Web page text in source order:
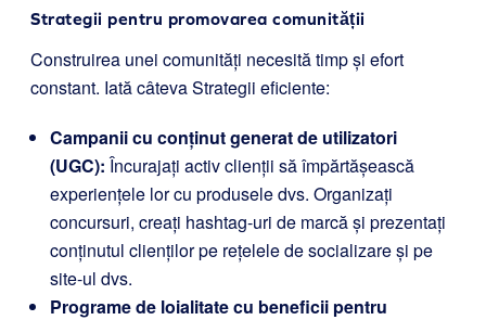
Strategii pentru promovarea comunității
Construirea unei comunități necesită timp și efort
constant. Iată câteva Strategii eficiente:
Campanii cu conținut generat de utilizatori
(UGC): Încurajați activ clienții să împărtășească
experiențele lor cu produsele dvs. Organizați
concursuri, creați hashtag-uri de marcă și prezentați
conținutul clienților pe rețelele de socializare și pe
site-ul dvs.
Programe de loialitate cu beneficii pentru